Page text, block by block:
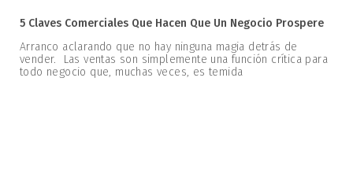
5 Claves Comerciales Que Hacen Que Un Negocio Prospere
Arranco aclarando que no hay ninguna magia detrás de
vender. Las ventas son simplemente una función crítica para
todo negocio que, muchas veces, es temida